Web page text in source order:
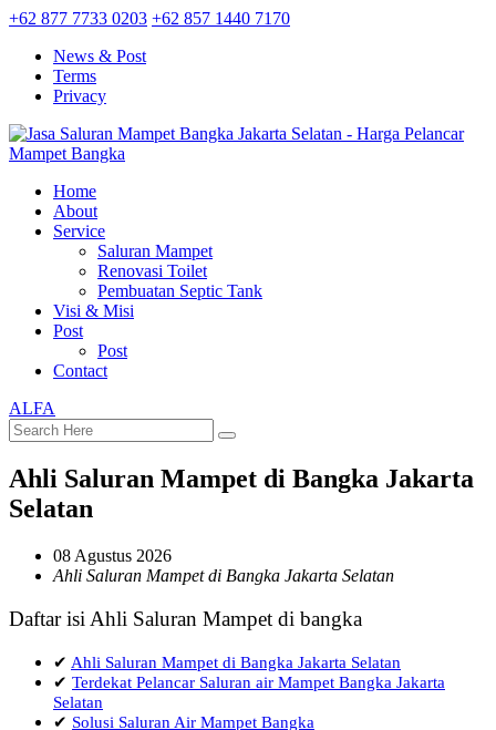
+62 877 7733 0203 +62 857 1440 7170
News & Post
Terms
Privacy
Home
About
Service
Saluran Mampet
Renovasi Toilet
Pembuatan Septic Tank
Visi & Misi
Post
Post
Contact
ALFA
Ahli Saluran Mampet di Bangka Jakarta
Selatan
08 Agustus 2026
Ahli Saluran Mampet di Bangka Jakarta Selatan
Daftar isi Ahli Saluran Mampet di bangka
✔ Ahli Saluran Mampet di Bangka Jakarta Selatan
✔ Terdekat Pelancar Saluran air Mampet Bangka Jakarta
Selatan
✔ Solusi Saluran Air Mampet Bangka